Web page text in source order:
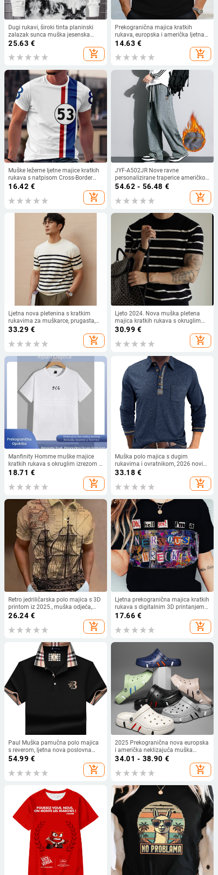
Dugi rukavi, široki tinta planinski
zalazak sunca muška jesenska
odjeća, modna nacionalna plima
jakna, trend ležerna muška - H291
25.63 €
add_shopping_cart
Prekogranična majica kratkih
rukava, europska i američka ljetna
nova muška modna ležerna majica
kratkih rukava s okruglim izrezom i
printom za svakodnevnu upotrebu
14.63 €
add_shopping_cart
Muške ležerne ljetne majice kratkih
rukava s natpisom Cross-Border
Aliexpress Amazon Cross-Border
16.42 €
add_shopping_cart
JYF-A502JR Nove ravne
personalizirane traperice američkog
stila, retro, za mršavljenje, plus
zadebljane
54.62 - 56.48 €
add_shopping_cart
Ljetna nova pletenina s kratkim
rukavima za muškarce, prugasta,
pristupačna luksuzna poslovna
ležerna, prozračna majica od ledene
svile, izvoz preko granice,
33.29 €
add_shopping_cart
Ljeto 2024. Nova muška pletena
majica kratkih rukava s okruglim
izrezom, prugasta, ležerna,
moderna, široka, za sve namjene
30.99 €
add_shopping_cart
Manfinity Homme muške majice
kratkih rukava s okruglim izrezom i
grafikom
18.71 €
add_shopping_cart
Muška polo majica s dugim
rukavima i ovratnikom, 2026 novi
stil
33.18 €
add_shopping_cart
Retro jedriličarska polo majica s 3D
printom iz 2025., muška odjeća,
mornarička, ležerna, za Y2K publiku
26.24€
add_shopping_cart
Ljetna prekogranična majica kratkih
rukava s digitalnim 3D printanjem
za žene, europska i američka hip
hop serija, sportska majica kratkih
rukava
17.66 €
add_shopping_cart
Paul Muška pamučna polo majica
s reverom, ljetna nova poslovna
ležerna široka majica kratkih
54.99 €
add_shopping_cart
2025 Prekogranična nova europska
i američka neklizajuća muška
odjeća velike veličine, jednobojna,
šuplja, prekogranična dropshipping
34.01 - 38.90 €
add_shopping_cart